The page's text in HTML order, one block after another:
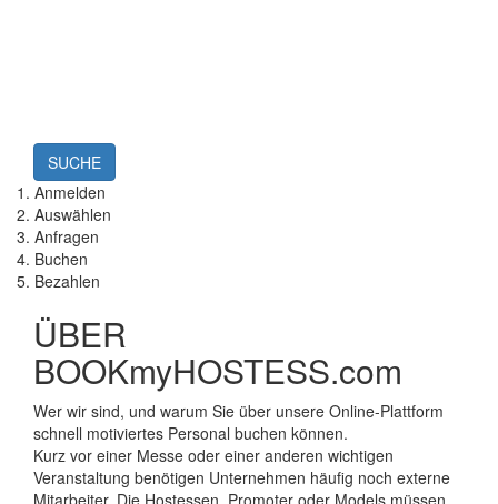
SUCHE
1. Anmelden
2. Auswählen
3. Anfragen
4. Buchen
5. Bezahlen
ÜBER
BOOKmyHOSTESS.com
Wer wir sind, und warum Sie über unsere Online-Plattform
schnell motiviertes Personal buchen können.
Kurz vor einer Messe oder einer anderen wichtigen
Veranstaltung benötigen Unternehmen häufig noch externe
Mitarbeiter. Die Hostessen, Promoter oder Models müssen